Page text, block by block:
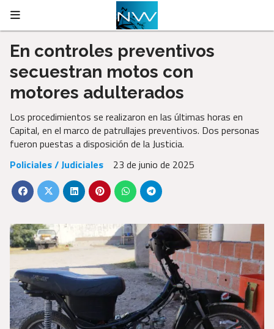
En controles preventivos
secuestran motos con
motores adulterados
Los procedimientos se realizaron en las últimas horas en
Capital, en el marco de patrullajes preventivos. Dos personas
fueron puestas a disposición de la Justicia.
Policiales / Judiciales
23 de junio de 2025